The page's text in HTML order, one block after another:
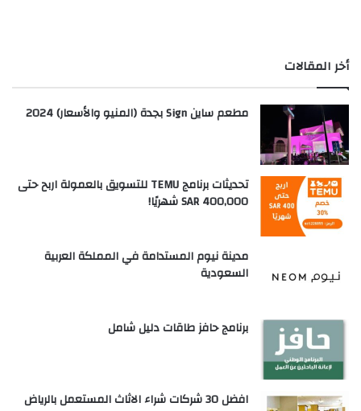
أخر المقالات
مطعم ساين Sign بجدة (المنيو والأسعار) 2024
تحديثات برنامج TEMU للتسويق بالعمولة اربح حتى
SAR 400,000 شهريًا!
مدينة نيوم المستدامة في المملكة العربية
السعودية
برنامج حافز طاقات دليل شامل
افضل 30 شركات شراء الاثاث المستعمل بالرياض